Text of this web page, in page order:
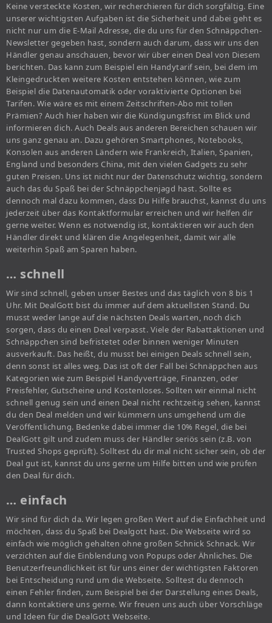
Keine versteckte Kosten, wir recherchieren für dich sorgfältig. Eine
unserer wichtigsten Aufgaben ist die Sicherheit und dabei geht es
nicht nur um die E-Mail Adresse, die du uns für den Schnäppchen-
Newsletter gegeben hast, sondern auch darum, dass wir uns den
Händler genau anschauen, bevor wir über einen Deal von Diesem
berichten. Das kann zum Beispiel ein Handytarif sein, bei dem im
Kleingedruckten weitere Kosten entstehen können, wie zum
Beispiel die Datenautomatik oder voraktivierte Optionen bei
Tarifen. Wie wäre es mit einem Zeitschriften-Abo mit tollen
Prämien? Auch hier haben wir die Kündigungsfrist im Blick und
informieren dich. Auch Deals aus anderen Bereichen schauen wir
uns ganz genau an. Dazu gehören Smartphones, Notebooks,
Konsolen aus anderen Ländern wie Frankreich, Italien, Spanien,
England und besonders China, mit den vielen Gadgets zu sehr
guten Preisen. Uns ist nicht nur der Datenschutz wichtig, sondern
auch das du Spaß bei der Schnäppchenjagd hast. Sollte es
dennoch mal dazu kommen, dass Du Hilfe brauchst, kannst du uns
jederzeit über das Kontaktformular erreichen und wir helfen dir
gerne weiter. Wenn es notwendig ist, kontaktieren wir auch den
Händler direkt und klären die Angelegenheit, damit wir alle
weiterhin Spaß am Sparen haben.
… schnell
Wir sind schnell, geben unser Bestes und das täglich von 8 bis 1
Uhr. Mit DealGott bist du immer auf dem aktuellsten Stand. Du
musst weder lange auf die nächsten Deals warten, noch dich
sorgen, dass du einen Deal verpasst. Viele der Rabattaktionen und
Schnäppchen sind befristetet oder binnen weniger Minuten
ausverkauft. Das heißt, du musst bei einigen Deals schnell sein,
denn sonst ist alles weg. Das ist oft der Fall bei Schnäppchen aus
Kategorien wie zum Beispiel Handyverträge, Finanzen, oder
Preisfehler, Gutscheine und Kostenloses. Sollten wir einmal nicht
schnell genug sein und einen Deal nicht rechtzeitig sehen, kannst
du den Deal melden und wir kümmern uns umgehend um die
Veröffentlichung. Bedenke dabei immer die 10% Regel, die bei
DealGott gilt und zudem muss der Händler seriös sein (z.B. von
Trusted Shops geprüft). Solltest du dir mal nicht sicher sein, ob der
Deal gut ist, kannst du uns gerne um Hilfe bitten und wie prüfen
den Deal für dich.
… einfach
Wir sind für dich da. Wir legen großen Wert auf die Einfachheit und
möchten, dass du Spaß bei Dealgott hast. Die Webseite wird so
einfach wie möglich gehalten ohne großen Schnick Schnack. Wir
verzichten auf die Einblendung von Popups oder Ähnliches. Die
Benutzerfreundlichkeit ist für uns einer der wichtigsten Faktoren
bei Entscheidung rund um die Webseite. Solltest du dennoch
einen Fehler finden, zum Beispiel bei der Darstellung eines Deals,
dann kontaktiere uns gerne. Wir freuen uns auch über Vorschläge
und Ideen für die DealGott Webseite.